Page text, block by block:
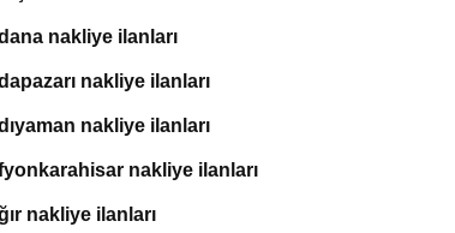
nakliye ilanları
nakliye ilanları
nakliye ilanları
nakliye ilanları
nakliye ilanları